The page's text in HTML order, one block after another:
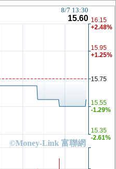
©Money-Link 富聯網
8/7 13:30
15.60
15.35
-2.61%
15.55
-1.29%
15.75
15.95
+1.25%
16.15
+2.48%